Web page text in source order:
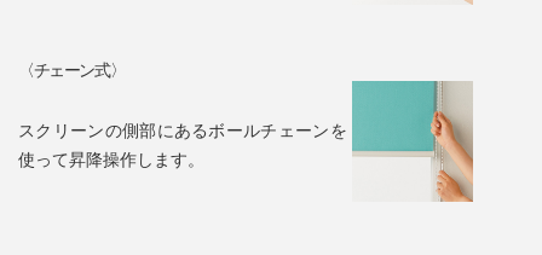
〈チェーン式〉
スクリーンの側部にあるボールチェーンを
使って昇降操作します。